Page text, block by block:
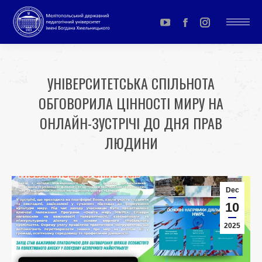
YouTube
page
in
new
window
Facebook
page
in
new
window
Instagram
page
in
new
window
УНІВЕРСИТЕТСЬКА СПІЛЬНОТА
ОБГОВОРИЛА ЦІННОСТІ МИРУ НА
ОНЛАЙН-ЗУСТРІЧІ ДО ДНЯ ПРАВ
ЛЮДИНИ
Dec
10
2025